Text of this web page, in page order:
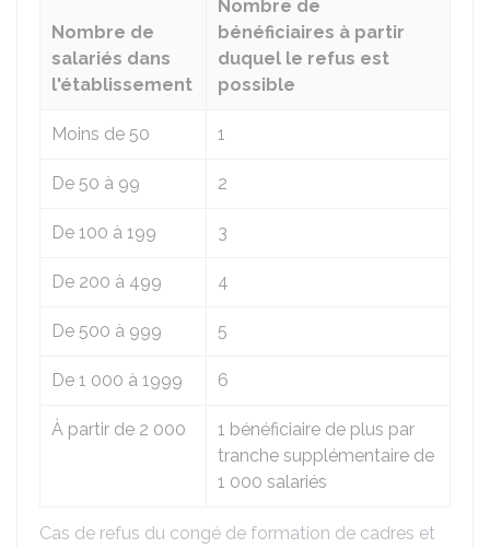
Cas de refus du congé de formation de cadres et
Nombre de
salariés dans
l'établissement
Nombre de
bénéficiaires à partir
duquel le refus est
possible
Moins de 50 1
De 50 à 99 2
De 100 à 199 3
De 200 à 499 4
De 500 à 999 5
De 1 000 à 1999 6
À partir de 2 000
1 bénéficiaire de plus par
tranche supplémentaire de
1 000 salariés